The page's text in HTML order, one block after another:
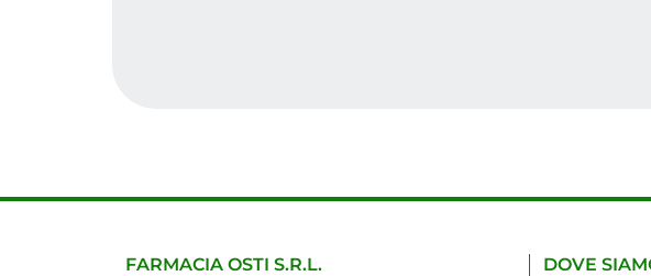
FARMACIA OSTI S.R.L. DOVE